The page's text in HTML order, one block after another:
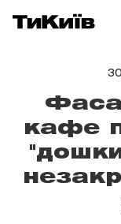
кафе